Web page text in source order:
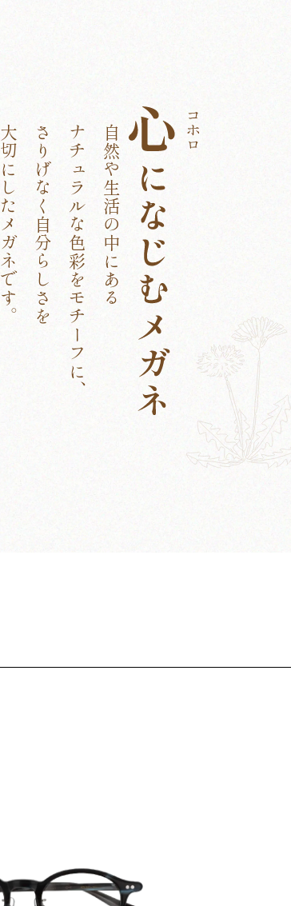
自然や生活の中にある
ナチュラルな色彩をモチーフに、
さりげなく自分らしさを
大切にしたメガネです。